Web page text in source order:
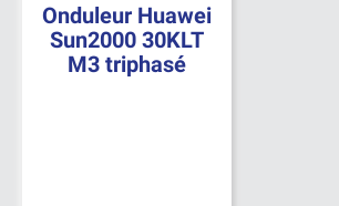
Onduleur Huawei
Sun2000 30KLT
M3 triphasé